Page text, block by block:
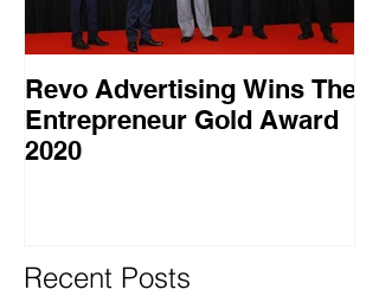
Revo Advertising Wins The
Entrepreneur Gold Award
2020
Recent Posts